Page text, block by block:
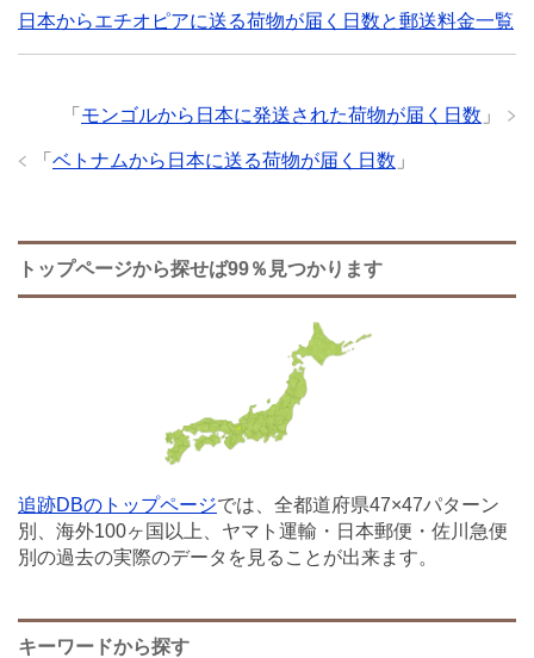
日本からエチオピアに送る荷物が届く日数と郵送料金一覧
「 モンゴルから日本に発送された荷物が届く日数 」
「 ベトナムから日本に送る荷物が届く日数 」
トップページから探せば99％見つかります
追跡DBのトップページでは、全都道府県47×47パターン
別、海外100ヶ国以上、ヤマト運輸・日本郵便・佐川急便
別の過去の実際のデータを見ることが出来ます。
キーワードから探す